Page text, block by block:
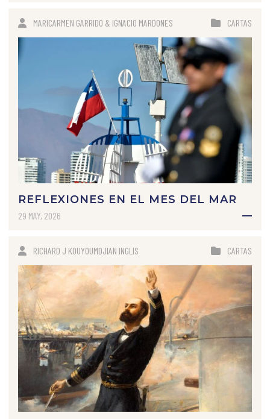
MARICARMEN GARRIDO & IGNACIO MARDONES CARTAS
REFLEXIONES EN EL MES DEL MAR
29 MAY, 2026
RICHARD J KOUYOUMDJIAN INGLIS CARTAS